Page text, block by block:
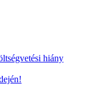
hiány